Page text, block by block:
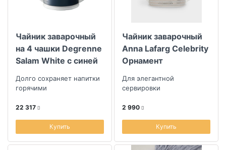
Чайник заварочный
на 4 чашки Degrenne
Salam White с синей
Долго сохраняет напитки
горячими
22 317
Купить
Чайник заварочный
Anna Lafarg Celebrity
Орнамент
Для элегантной
сервировки
2 990
Купить